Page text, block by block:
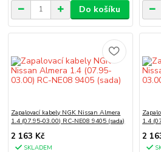
Do košíku
Zapalovací kabely NGK Nissan Almera
1.4 (07.95-03.00) RC-NE08 9405 (sada)
2 163 Kč
SKLADEM
1.4
2